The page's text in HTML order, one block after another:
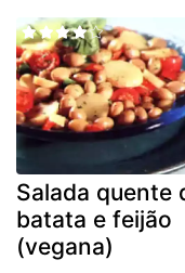
Salada quente
batata e feijão
(vegana)